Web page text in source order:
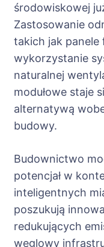
środowiskowej
Zastosowanie
takich jak
wykorzystanie
naturalnej
modułowe staje
alternatywą
budowy.
Budownictwo
potencjał w
inteligentnych
poszukują
redukujących
węglowy